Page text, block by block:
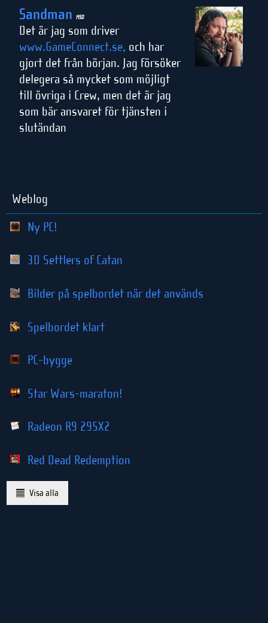
Sandman M50
Det är jag som driver
www.GameConnect.se, och har
gjort det från början. Jag försöker
delegera så mycket som möjligt
till övriga i Crew, men det är jag
som bär ansvaret för tjänsten i
slutändan
Weblog
Ny PC!
3D Settlers of Catan
Bilder på spelbordet när det används
Spelbordet klart
PC-bygge
Star Wars-maraton!
Radeon R9 295X2
Red Dead Redemption
Visa alla